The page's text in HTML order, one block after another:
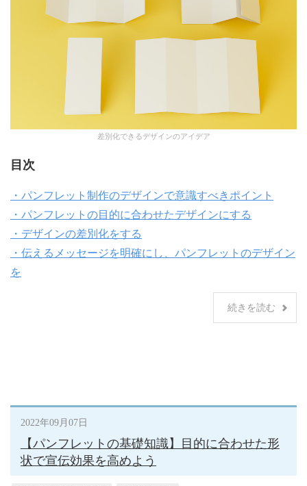
差別化できるデザインのアイデア
目次
・パンフレット制作のデザインで意識すべきポイント
・パンフレットの目的に合わせたデザインにする
・デザインの差別化をする
・伝えるメッセージを明確にし、パンフレットのデザイン
を
続きを読む
2022年09月07日
【パンフレットの基礎知識】目的に合わせた形
状で宣伝効果を高めよう